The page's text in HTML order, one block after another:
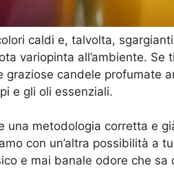
caldi e, talvolta,
variopinta all’ambiente. Se
candele profumate
e gli oli essenziali.
una metodologia corretta e
con un’altra possibilità a
e mai banale odore che sa